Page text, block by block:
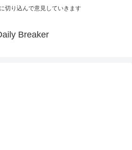
切り込んで意見していきます
Breaker